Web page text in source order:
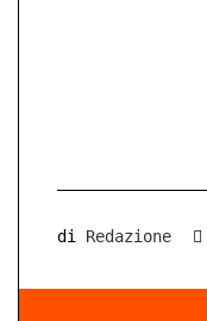
di Redazione